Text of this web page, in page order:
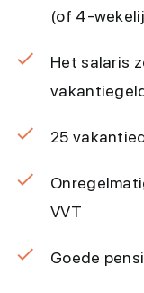
(of 4-
Het salaris
25
VVT
Goede